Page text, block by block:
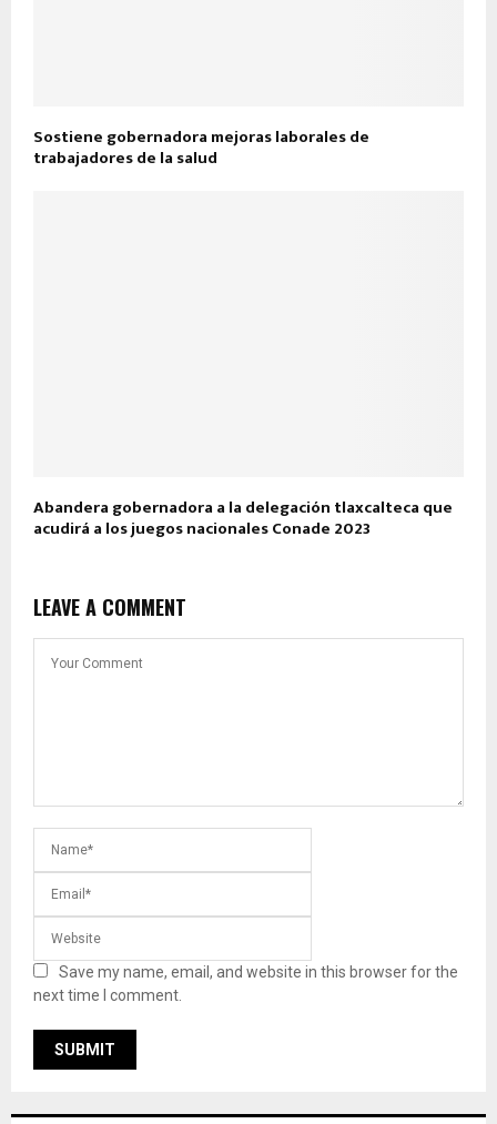
Sostiene gobernadora mejoras laborales de
trabajadores de la salud
Abandera gobernadora a la delegación tlaxcalteca que
acudirá a los juegos nacionales Conade 2023
LEAVE A COMMENT
Save my name, email, and website in this browser for the
next time I comment.